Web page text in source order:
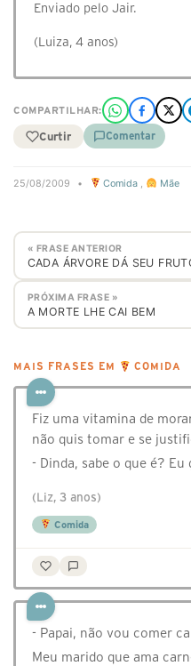
Enviado pelo Jair.
(Luiza, 4 anos)
COMPARTILHAR:
Curtir Comentar
25/08/2009 • Comida , Mãe
« FRASE ANTERIOR
CADA ÁRVORE DÁ SEU
PRÓXIMA FRASE »
A MORTE LHE CAI BEM
MAIS FRASES EM COMIDA
Fiz uma vitamina de
não quis tomar e se
- Dinda, sabe o que é?
(Liz, 3 anos)
Comida
- Papai, não vou comer
Meu marido que ama